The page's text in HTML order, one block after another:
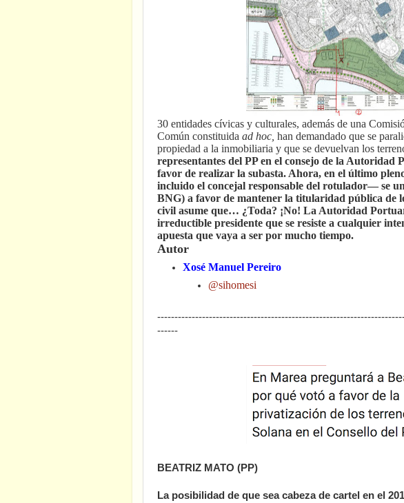
30 entidades cívicas y culturales, además de una
Común constituida ad hoc, han demandado que se
propiedad a la inmobiliaria y que se devuelvan los
representantes del PP en el consejo de la Autoridad
favor de realizar la subasta. Ahora, en el último
incluido el concejal responsable del rotulador— se
BNG) a favor de mantener la titularidad pública de
civil asume que… ¿Toda? ¡No! La Autoridad
irreductible presidente que se resiste a cualquier
apuesta que vaya a ser por mucho tiempo.
Autor
Xosé Manuel Pereiro
@sihomesi
------
BEATRIZ MATO (PP)
La posibilidad de que sea cabeza de cartel en el